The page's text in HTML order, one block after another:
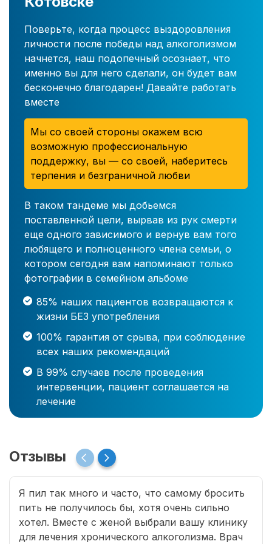
Поверьте, когда процесс выздоровления
личности после победы над алкоголизмом
начнется, наш подопечный осознает, что
именно вы для него сделали, он будет вам
бесконечно благодарен! Давайте работать
вместе
Мы со своей стороны окажем всю
возможную профессиональную
поддержку, вы — со своей, наберитесь
терпения и безграничной любви
В таком тандеме мы добьемся
поставленной цели, вырвав из рук смерти
еще одного зависимого и вернув вам того
любящего и полноценного члена семьи, о
котором сегодня вам напоминают только
фотографии в семейном альбоме
85% наших пациентов возвращаются к
жизни БЕЗ употребления
100% гарантия от срыва, при соблюдение
всех наших рекомендаций
В 99% случаев после проведения
интервенции, пациент соглашается на
лечение
Отзывы
Я пил так много и часто, что самому бросить
пить не получилось бы, хотя очень сильно
хотел. Вместе с женой выбрали вашу клинику
для лечения хронического алкоголизма. Врач